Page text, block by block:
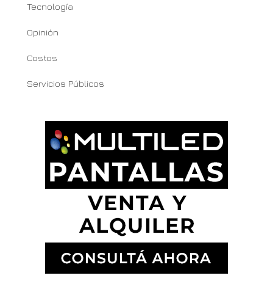
Tecnología
Opinión
Costos
Servicios Públicos